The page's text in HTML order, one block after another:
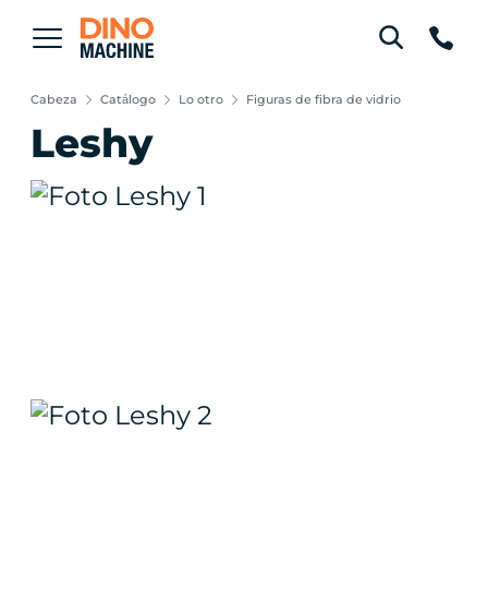
Cabeza Catálogo Lo otro Figuras de fibra de vidrio
Leshy